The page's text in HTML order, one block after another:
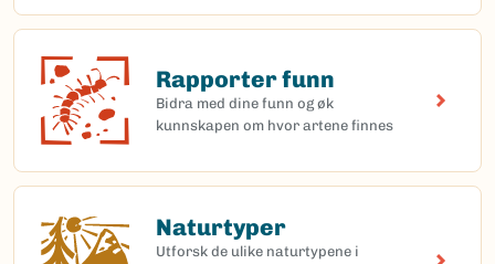
Rapporter funn
Bidra med dine funn og øk
kunnskapen om hvor artene finnes
Rapporter funn
Naturtyper
Utforsk de ulike naturtypene i
Naturtyper